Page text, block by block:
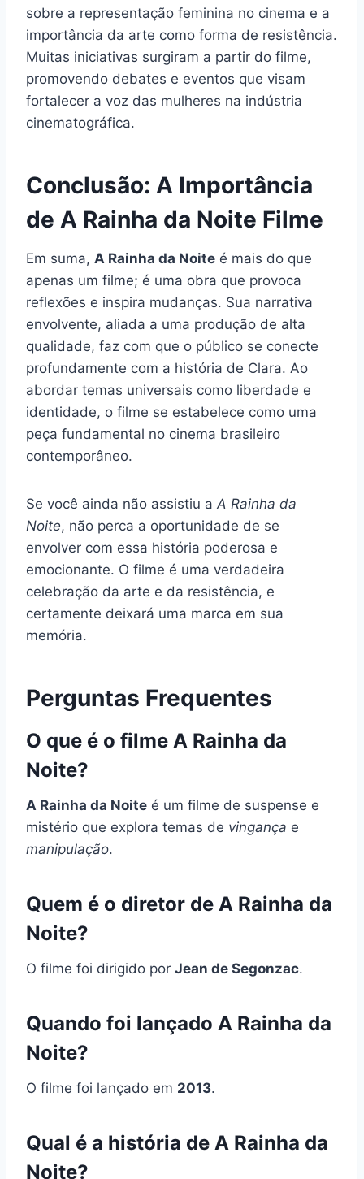
sobre a representação feminina no cinema e a
importância da arte como forma de resistência.
Muitas iniciativas surgiram a partir do filme,
promovendo debates e eventos que visam
fortalecer a voz das mulheres na indústria
cinematográfica.
Conclusão: A Importância
de A Rainha da Noite Filme
Em suma, A Rainha da Noite é mais do que
apenas um filme; é uma obra que provoca
reflexões e inspira mudanças. Sua narrativa
envolvente, aliada a uma produção de alta
qualidade, faz com que o público se conecte
profundamente com a história de Clara. Ao
abordar temas universais como liberdade e
identidade, o filme se estabelece como uma
peça fundamental no cinema brasileiro
contemporâneo.
Se você ainda não assistiu a A Rainha da
Noite, não perca a oportunidade de se
envolver com essa história poderosa e
emocionante. O filme é uma verdadeira
celebração da arte e da resistência, e
certamente deixará uma marca em sua
memória.
Perguntas Frequentes
O que é o filme A Rainha da
Noite?
A Rainha da Noite é um filme de suspense e
mistério que explora temas de vingança e
manipulação.
Quem é o diretor de A Rainha da
Noite?
O filme foi dirigido por Jean de Segonzac.
Quando foi lançado A Rainha da
Noite?
O filme foi lançado em 2013.
Qual é a história de A Rainha da
Noite?